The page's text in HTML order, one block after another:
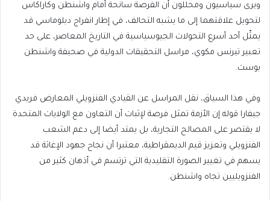
ويرى سياسيون ومحللون أن الفرصة سانحة أمام واشنطن وكاراكاس
لتحويل علاقتهما إلى ما يشبه التحالف، في إطار انفراج دبلوماسي قد
يمثّل أحد أسرع التحولات الجيوسياسية في التاريخ المعاصر، على حد
تعبير تيرنس مكوي، مراسل التحقيقات الدولية في صحيفة واشنطن
بوست.
وفي هذا السياق، نقل المراسل عن القيادي الفنزويلي المعارض فريدي
جيفارا قوله إن الأزمة تمثل فرصة لإثبات أن التعاون مع الولايات المتحدة
لا يقتصر على المصالح التجارية، بل يمتد أيضا إلى دعم الشعب
الفنزويلي وتعزيز قيم الديمقراطية، معتبرا أن نجاح جهود الإغاثة قد
يسهم في تغيير الصورة التقليدية التي ترتسم في أذهان كثير من
الفنزويليين تجاه واشنطن.